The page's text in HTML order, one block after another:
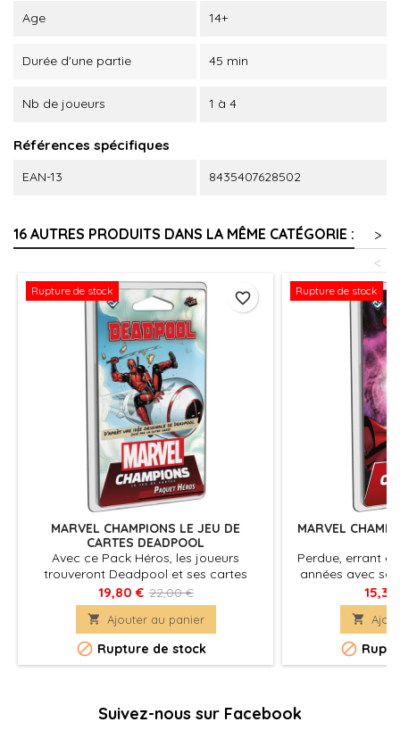
Age 14+
Durée d'une partie 45 min
Nb de joueurs 1 à 4
Références spécifiques
EAN-13 8435407628502
16 AUTRES PRODUITS DANS LA MÊME CATÉGORIE :
>
<
Rupture de stock
MARVEL CHAMPIONS LE JEU DE
CARTES DEADPOOL
Avec ce Pack Héros, les joueurs
trouveront Deadpool et ses cartes
signature. Le deck comprend 78 cartes
pour Marvel Champions : Le Jeu de
Cartes.
19,80 € 22,00 €
 Ajouter au panier
 Rupture de stock
favorite_border Rupture de stock
MARVEL
Perdue, errant
années avec
Maximoff
pouvoirs
Jusqu’à ce
du chaos,
protéger les
les traits de la


Suivez-nous sur Facebook